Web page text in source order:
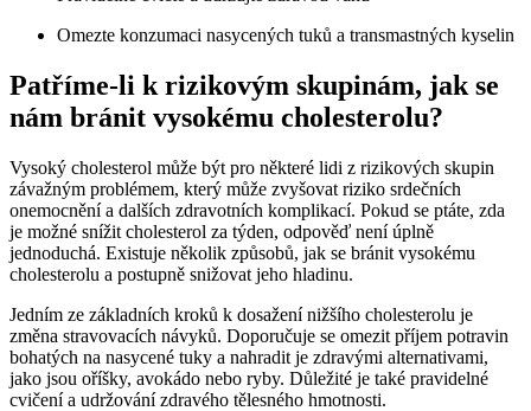
Omezte konzumaci nasycených tuků a transmastných kyselin
Patříme-li k rizikovým skupinám, jak se
nám bránit vysokému cholesterolu?
Vysoký cholesterol může být pro některé lidi z rizikových skupin
závažným problémem, který může zvyšovat riziko srdečních
onemocnění a dalších zdravotních komplikací. Pokud se ptáte, zda
je možné snížit cholesterol za týden, odpověď není úplně
jednoduchá. Existuje několik způsobů, jak se bránit vysokému
cholesterolu a postupně snižovat jeho hladinu.
Jedním ze základních kroků k dosažení nižšího cholesterolu je
změna stravovacích návyků. Doporučuje se omezit příjem potravin
bohatých na nasycené tuky a nahradit je zdravými alternativami,
jako jsou oříšky, avokádo nebo ryby. Důležité je také pravidelné
cvičení a udržování zdravého tělesného hmotnosti.